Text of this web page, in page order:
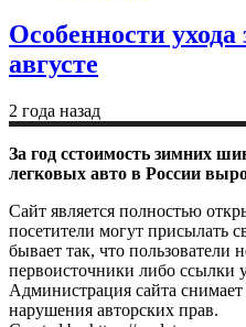
Особенности
августе
2 года назад
За год сстоимость зимних
легковых авто в России
Сайт является полностью
посетители могут присылать
бывает так, что пользователи
первоисточники либо ссылки
Администрация сайта снимает
нарушения авторских прав.